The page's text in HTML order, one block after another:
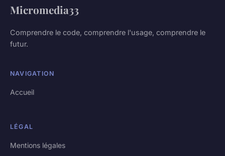
Micromedia33
Comprendre le code, comprendre l'usage, comprendre le
futur.
NAVIGATION
Accueil
LÉGAL
Mentions légales